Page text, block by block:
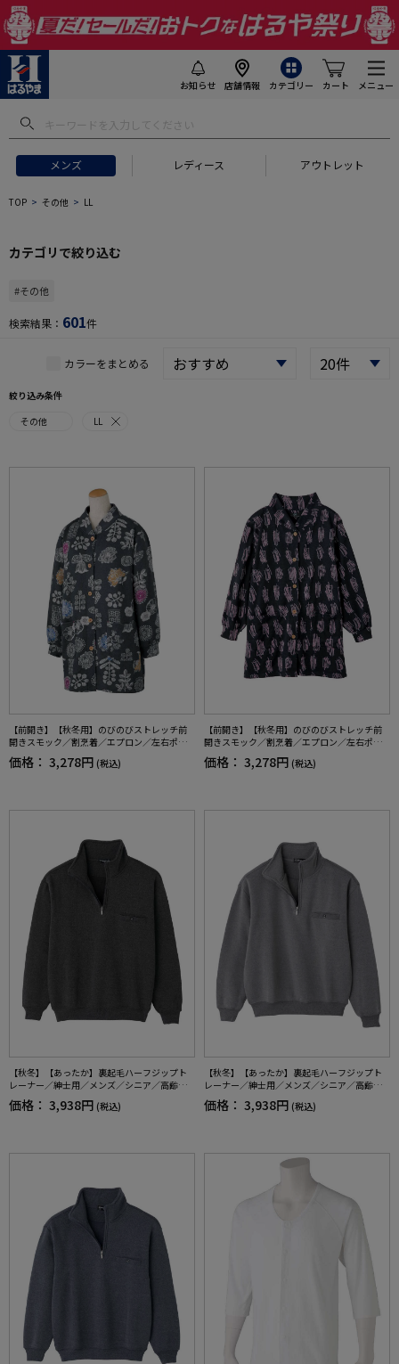
お知らせ 店舗情報 カテゴリー カート メニュー
メンズ レディース アウトレット
フトにおすすめ #セットアップ スーツ
TOP その他 LL
カテゴリで絞り込む
#その他
検索結果： 601件
カラーをまとめる
絞り込み条件
その他
LL
【前開き】【秋冬用】のびのびストレッチ前
開きスモック／割烹着／エプロン／左右ポケ
ット付／ギフト／プレゼント【CF】
価格： 3,278円 (税込)
【前開き】【秋冬用】のびのびストレッチ前
開きスモック／割烹着／エプロン／左右ポケ
ット付／ギフト／プレゼント【CF】
価格： 3,278円 (税込)
【秋冬】【あったか】裏起毛ハーフジップト
レーナー／紳士用／メンズ／シニア／高齢者
／胸ポケット／おでかけ／ギフト／プレゼン
ト【CF】
価格： 3,938円 (税込)
【秋冬】【あったか】裏起毛ハーフジップト
レーナー／紳士用／メンズ／シニア／高齢者
／胸ポケット／おでかけ／ギフト／プレゼン
ト【CF】
価格： 3,938円 (税込)